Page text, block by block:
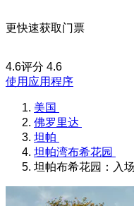
更快速获取门票
4.6评分 4.6
使用应用程序
美国
佛罗里达
坦帕
坦帕湾布希花园
坦帕布希花园：入